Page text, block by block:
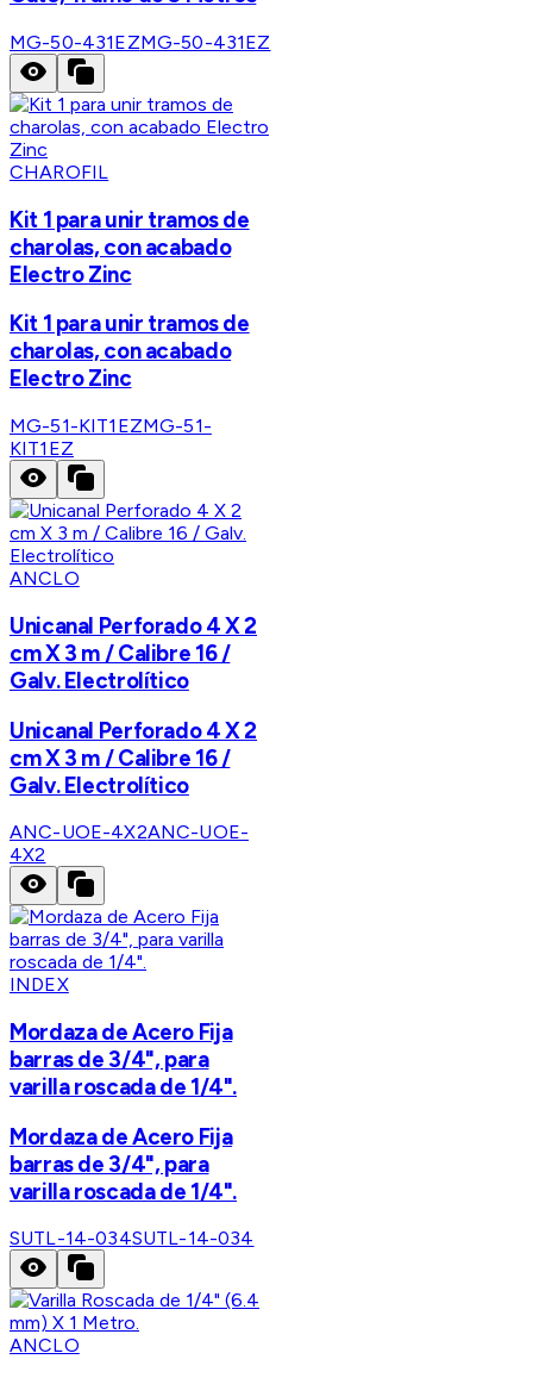
MG-50-431EZMG-50-431EZ
CHAROFIL
Kit 1 para unir tramos de
charolas, con acabado
Electro Zinc
Kit 1 para unir tramos de
charolas, con acabado
Electro Zinc
MG-51-KIT1EZMG-51-
KIT1EZ
ANCLO
Unicanal Perforado 4 X 2
cm X 3 m / Calibre 16 /
Galv. Electrolítico
Unicanal Perforado 4 X 2
cm X 3 m / Calibre 16 /
Galv. Electrolítico
ANC-UOE-4X2ANC-UOE-
4X2
INDEX
Mordaza de Acero Fija
barras de 3/4", para
varilla roscada de 1/4".
Mordaza de Acero Fija
barras de 3/4", para
varilla roscada de 1/4".
SUTL-14-034SUTL-14-034
ANCLO